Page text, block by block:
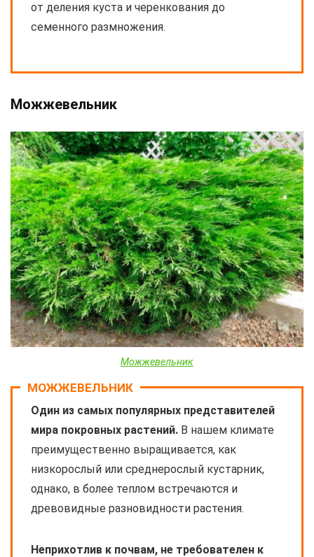
от деления куста и черенкования до
семенного размножения.
Можжевельник
Можжевельник
МОЖЖЕВЕЛЬНИК
Один из самых популярных представителей
мира покровных растений. В нашем климате
преимущественно выращивается, как
низкорослый или среднерослый кустарник,
однако, в более теплом встречаются и
древовидные разновидности растения.
Неприхотлив к почвам, не требователен к